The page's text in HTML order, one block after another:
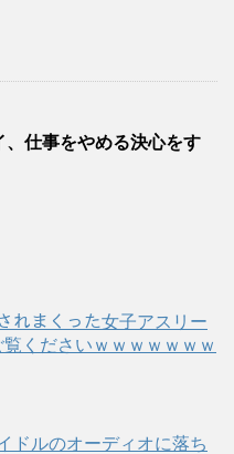
、仕事をやめる決心をす
れまくった女子アスリー
覧くださいｗｗｗｗｗｗｗ
ドルのオーディオに落ち